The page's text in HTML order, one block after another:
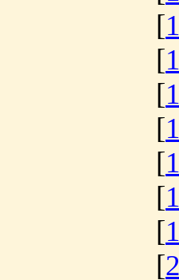
[
[
[
[
[
[
[
[